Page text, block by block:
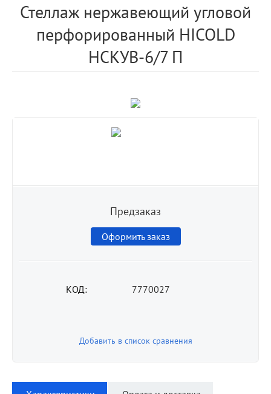
Стеллаж нержавеющий угловой
перфорированный HICOLD
НСКУВ-6/7 П
Предзаказ
Оформить заказ
КОД: 7770027
Добавить в список сравнения